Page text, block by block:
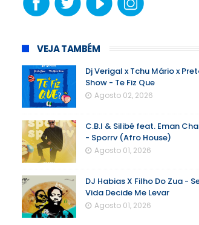
VEJA TAMBÉM
Dj Verigal x Tchu Mário x
Show - Te Fiz Que
Agosto 02, 2026
C.B.I & Silibé feat. Eman
- Sporrv (Afro House)
Agosto 01, 2026
DJ Habias X Filho Do Zua -
Vida Decide Me Levar
Agosto 01, 2026